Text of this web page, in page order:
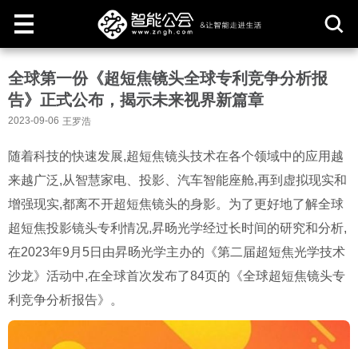
全球第一份《超短焦镜头全球专利竞争分析报
告》正式公布，揭示未来视界新篇章
2023-09-06 王罗浩
随着科技的快速发展,超短焦镜头技术在各个领域中的应用越
来越广泛,从智慧家电、投影、汽车智能座舱,再到虚拟现实和
增强现实,都离不开超短焦镜头的身影。为了更好地了解全球
超短焦投影镜头专利情况,昇旸光学经过长时间的研究和分析,
在2023年9月5日由昇旸光学主办的《第二届超短焦光学技术
沙龙》活动中,在全球首次发布了84页的《全球超短焦镜头专
利竞争分析报告》。